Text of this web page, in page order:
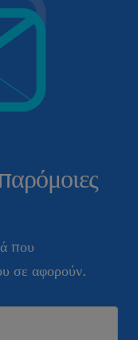
που
σε αφορούν.